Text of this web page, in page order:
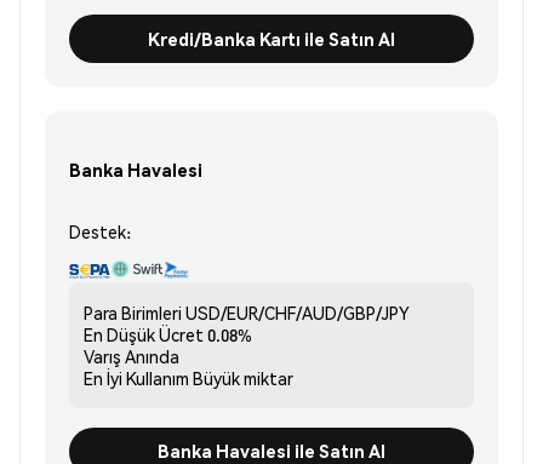
Kredi/Banka Kartı ile Satın Al
Banka Havalesi
Destek:
Para Birimleri USD/EUR/CHF/AUD/GBP/JPY
En Düşük Ücret 0.08%
Varış Anında
En İyi Kullanım Büyük miktar
Banka Havalesi ile Satın Al